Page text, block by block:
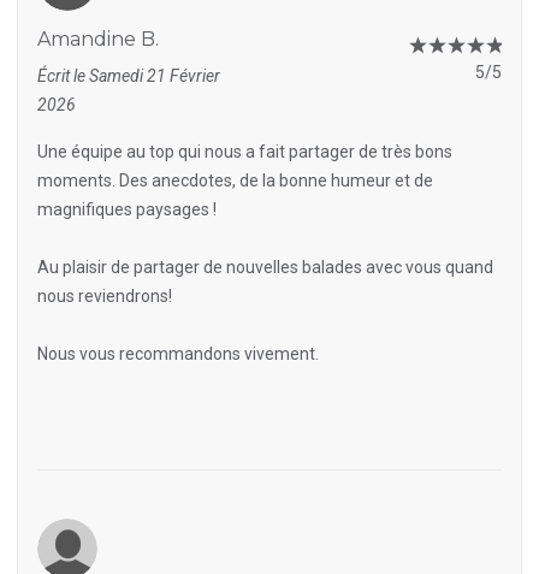
Amandine B.
Écrit le Samedi 21 Février
2026
5/5
Une équipe au top qui nous a fait partager de très bons
moments. Des anecdotes, de la bonne humeur et de
magnifiques paysages !
Au plaisir de partager de nouvelles balades avec vous quand
nous reviendrons!
Nous vous recommandons vivement.